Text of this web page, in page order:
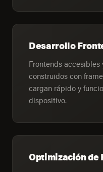
Desarrollo
Frontends
construidos con
cargan rápido y
dispositivo.
Optimización de